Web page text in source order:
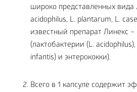
широко представленных вида
acidophilus, L. plantarum, L.
известный препарат Линекс
(лактобактерии (L.
infantis) и энтерококки).
Всего в 1 капсуле содержит